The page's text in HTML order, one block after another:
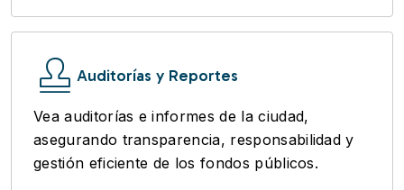
Auditorías y Reportes
Vea auditorías e informes de la ciudad,
asegurando transparencia, responsabilidad y
gestión eficiente de los fondos públicos.